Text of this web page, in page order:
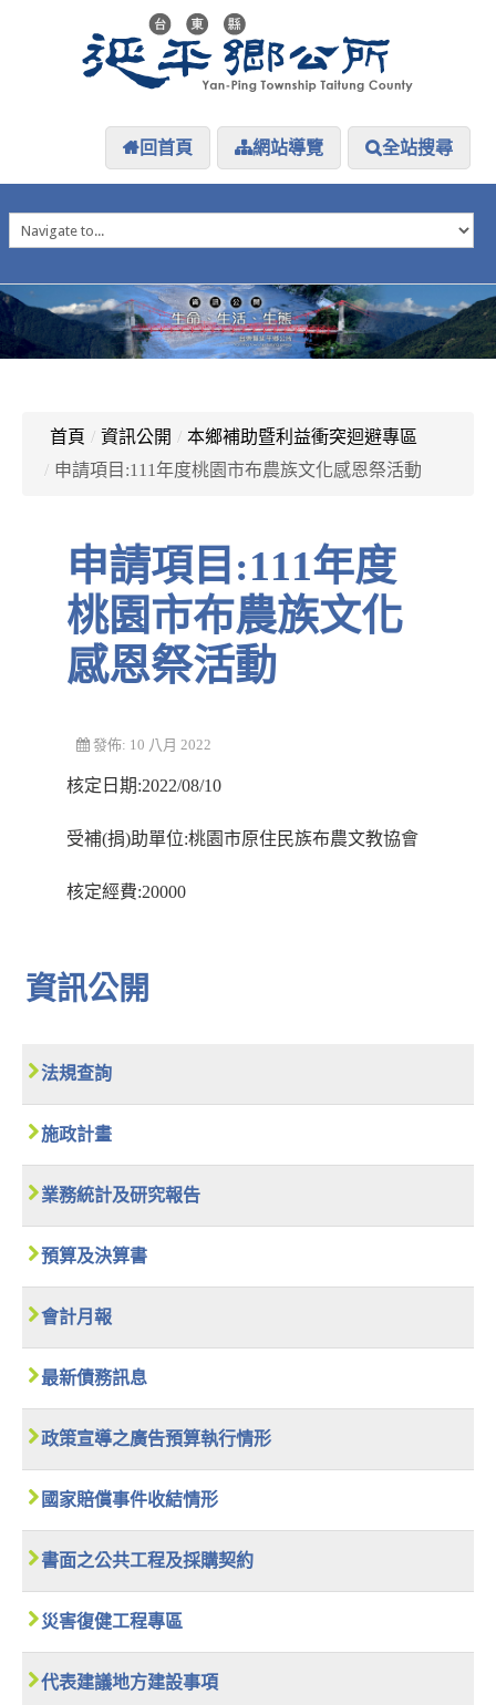
回首頁 網站導覽 全站搜尋
延平介紹
防災專區
資訊公開
探索延平
首頁 / 資訊公開 / 本鄉補助暨利益衝突迴避專區
/ 申請項目:111年度桃園市布農族文化感恩祭活動
申請項目:111年度
桃園市布農族文化
感恩祭活動
發佈: 10 八月 2022
核定日期:2022/08/10
受補(捐)助單位:桃園市原住民族布農文教協會
核定經費:20000
資訊公開
法規查詢
施政計畫
業務統計及研究報告
預算及決算書
會計月報
最新債務訊息
政策宣導之廣告預算執行情形
國家賠償事件收結情形
書面之公共工程及採購契約
災害復健工程專區
代表建議地方建設事項